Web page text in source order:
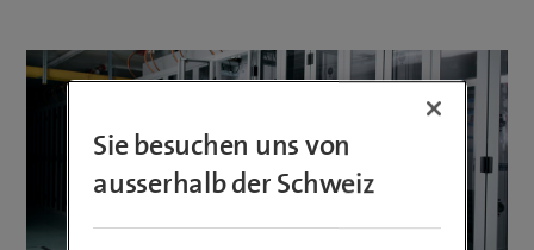
Sie besuchen uns von
ausserhalb der Schweiz